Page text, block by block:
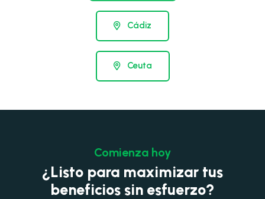
Cádiz
Ceuta
Comienza hoy
¿Listo para maximizar tus
beneficios sin esfuerzo?